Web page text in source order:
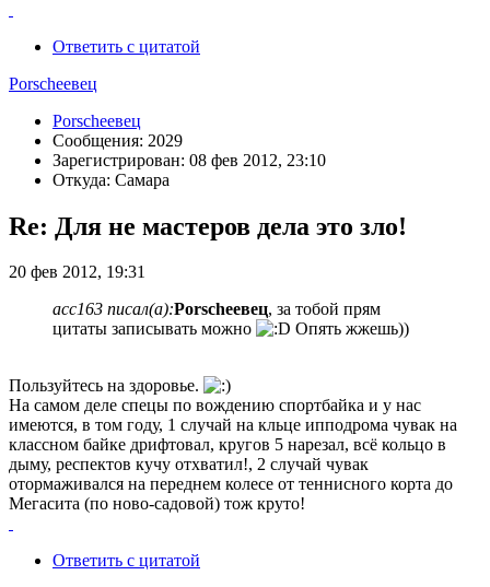
Ответить с цитатой
Porscheeвец
Porscheeвец
Сообщения: 2029
Зарегистрирован: 08 фев 2012, 23:10
Откуда: Самара
Re: Для не мастеров дела это зло!
20 фев 2012, 19:31
acc163 писал(а):Porscheeвец, за тобой прям
цитаты записывать можно
Опять жжешь))
Пользуйтесь на здоровье.
На самом деле спецы по вождению спортбайка и у нас
имеются, в том году, 1 случай на кльце ипподрома чувак на
классном байке дрифтовал, кругов 5 нарезал, всё кольцо в
дыму, респектов кучу отхватил!, 2 случай чувак
отормаживался на переднем колесе от теннисного корта до
Мегасита (по ново-садовой) тож круто!
Ответить с цитатой